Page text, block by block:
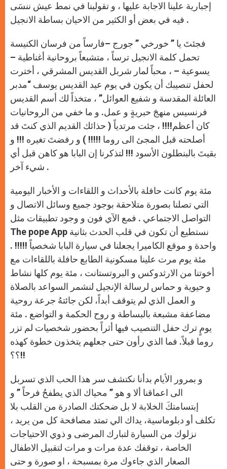
إجبارية علينا الاجابة عليها ، و تقولبنا في نمط عيش ننسَى
فيه في بعض أو الكثير من الاحيان بساطة الانجيل .
فجئتَ يا ” خورخي ” جورج –فارساً من فرسان الكنيسة
تحمل كلمة الانجيل ترساً ، متشبعاً بروحانية أغناطية –
يسوعية – ، محباً لمار شربل القديس المشرقي ، أخترت
لحفل تنصيبك أن يكون في يوم عيد القديس يوسف “مدبر
العائلة المقدسة و شفيع العوائل” ، متخذاً لك أسم القديس
فرنسيس منهجَ حبريةٍ و عمل. و ما خفي من الروحانيات
كان أعظم!!!! ، جئت مرتدياً ( حذائك القديم الذي كنتَ قد
أصلحته قبل المجئ الى روما !!!!! ) و رفضتَ تغيره !!! و
بقيتَ بالبنطلون الأسود !!! لتذكرنا إن البابا هو كاهن قبل أي
شيء آخر .
مئة يوم كانت حافلة بالأحداث و اللقاءات و الأخبار اليومية
التي تصلنا بصورة متلاحقة بوجود جميع وسائل الاتصال و
التواصل الاجتماعي . فمع الآي فون و وجود تطبيقات مثل
The pope App نستطيع أن تكون في قلب الحدث بثانية
واحدة و موقع الكاميرا يجعلنا في سيارة البابا شخصياً !!!!! .
مئة يوم مرت علينا مسكونية الطابع حافلة باللقاءات مع
أخوتنا من الارثدوكس و البروتستانت ، مئة يوم كلها نشاط
و حيوية و حماس لرسالة الإنجيل لنشمر السواعد بالصلاة
و العمل الذي لم يتوقف أبداً، لكن جائتهُ جرعة روحية
مضاعفة مشبعة بالبساطة و روح الحكمة و التواضع . مئة
يومٍ ترك حفل التنصيب فيها أثراً بحضور شخصيات لم تزر
روما قبلاً. فما الذي رأون حتى جعلهم يتخذون خطوة كهذه
؟؟!!
و بمرور الأيام بدأنا نكتشف سر هذا الحب الذي تسربل
الى اعماقنا ألا و هو ” محياك الذي يطفحُ فرحاً ” و
إبتسامتكَ الخلابة لا بل ضحكتك الصادرة من القلب بلا
تكلف أو دبلوماسية، يداك الي تمتد مصافحة كل من يريد ،
نزلوك من السيارة لتبارك المرضى و ذوي الاحتياجات
الخاصة ، توقفك عدة مرات و مرات لتقبيل الاطفال
الصغار الذي جاءوك مرة بمسبحة ، او صورة و حتى